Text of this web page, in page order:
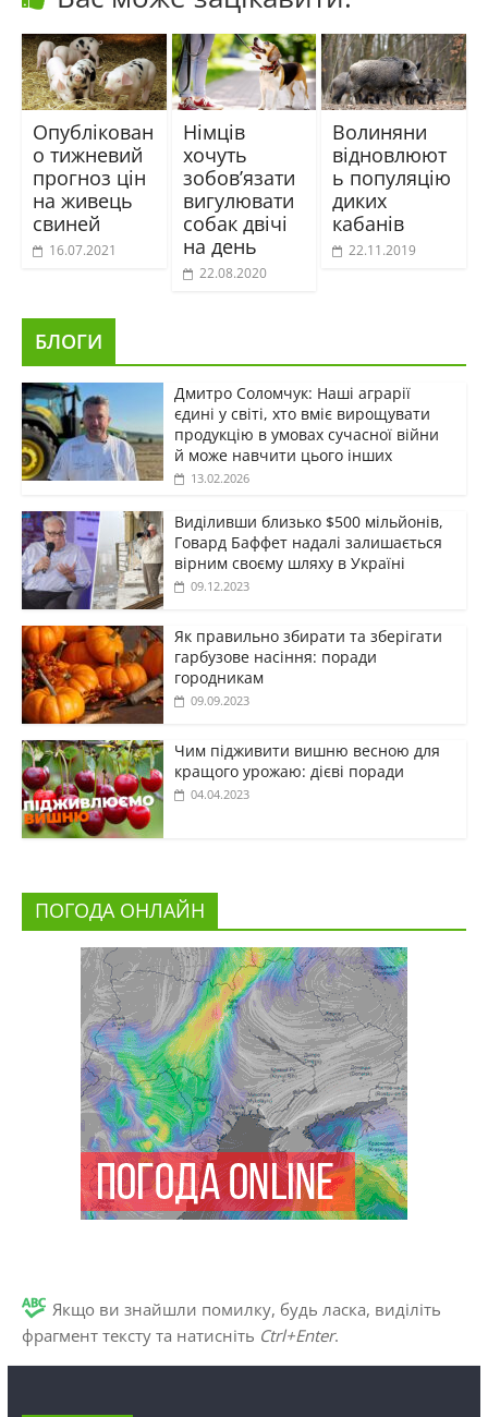
Опублікован
о тижневий
прогноз цін
на живець
свиней
16.07.2021
Німців
хочуть
зобов’язати
вигулювати
собак двічі
на день
22.08.2020
Волиняни
відновлюют
ь популяцію
диких
кабанів
22.11.2019
БЛОГИ
Дмитро Соломчук: Наші аграрії
єдині у світі, хто вміє вирощувати
продукцію в умовах сучасної війни
й може навчити цього інших
13.02.2026
Виділивши близько $500 мільйонів,
Говард Баффет надалі залишається
вірним своєму шляху в Україні
09.12.2023
Як правильно збирати та зберігати
гарбузове насіння: поради
городникам
09.09.2023
Чим підживити вишню весною для
кращого урожаю: дієві поради
04.04.2023
ПОГОДА ОНЛАЙН
Якщо ви знайшли помилку, будь ласка, виділіть
фрагмент тексту та натисніть Ctrl+Enter.